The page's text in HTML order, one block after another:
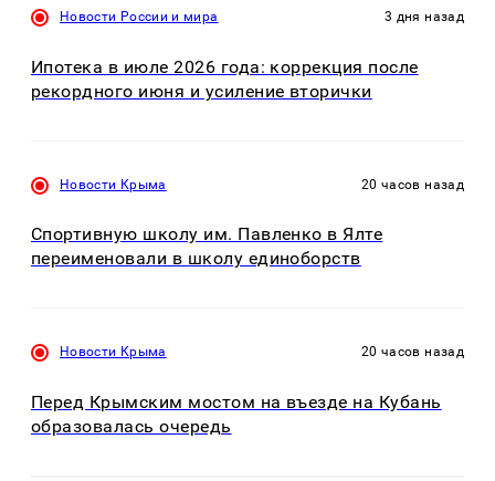
Новости России и мира 3 дня назад
Ипотека в июле 2026 года: коррекция после
рекордного июня и усиление вторички
Новости Крыма 20 часов назад
Спортивную школу им. Павленко в Ялте
переименовали в школу единоборств
Новости Крыма 20 часов назад
Перед Крымским мостом на въезде на Кубань
образовалась очередь